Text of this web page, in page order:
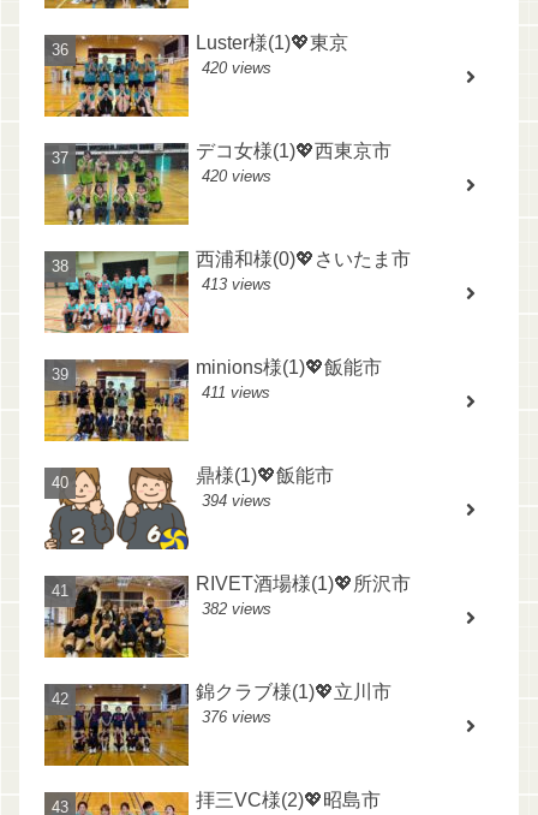
Luster様(1)💖東京
420 views
デコ女様(1)💖西東京市
420 views
西浦和様(0)💖さいたま市
413 views
minions様(1)💖飯能市
411 views
鼎様(1)💖飯能市
394 views
RIVET酒場様(1)💖所沢市
382 views
錦クラブ様(1)💖立川市
376 views
拝三VC様(2)💖昭島市